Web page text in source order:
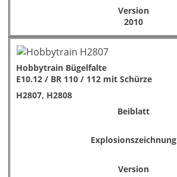
Version
2010
Hobbytrain Bügelfalte
E10.12 / BR 110 / 112 mit Schürze
H2807, H2808
Beiblatt
Explosionszeichnung
Version